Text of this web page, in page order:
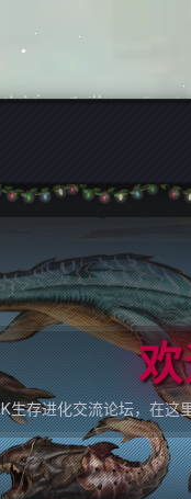
欢迎来到
生存进化交流论坛，在